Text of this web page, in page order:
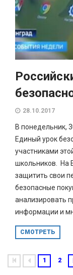
28.10.2017
В понедельник,
Единый урок
участниками
школьников. На
защитить свои
безопасные
анализировать
информации и
СМОТРЕТЬ
1 2